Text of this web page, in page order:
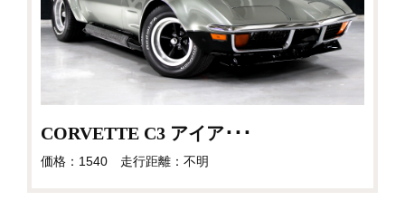
CORVETTE C3 アイア･･･
価格：1540 走行距離：不明